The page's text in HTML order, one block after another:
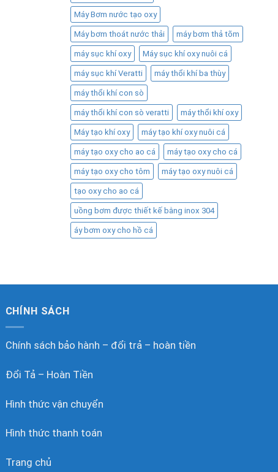
Máy Bơm nước tạo oxy
Máy bơm thoát nước thải máy bơm thả tõm
máy sục khí oxy Máy sục khí oxy nuôi cá
máy sục khí Veratti máy thổi khí ba thùy
máy thổi khí con sò
máy thổi khí con sò veratti máy thổi khí oxy
Máy tạo khí oxy máy tạo khí oxy nuôi cá
máy tạo oxy cho ao cá máy tạo oxy cho cá
máy tạo oxy cho tôm máy tạo oxy nuôi cá
tạo oxy cho ao cá
uồng bơm được thiết kế bằng inox 304
áy bơm oxy cho hồ cá
CHÍNH SÁCH
Chính sách bảo hành – đổi trả – hoàn tiền
Đổi Tả – Hoàn Tiền
Hình thức vận chuyển
Hình thức thanh toán
Trang chủ